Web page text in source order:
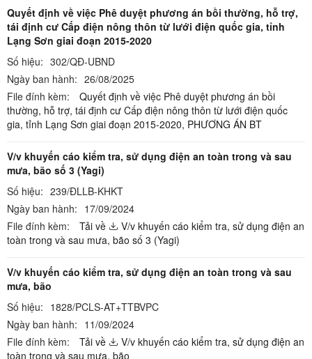
Quyết định về việc Phê duyệt phương án bồi thường, hỗ trợ,
tái định cư Cấp điện nông thôn từ lưới điện quốc gia, tỉnh
Lạng Sơn giai đoạn 2015-2020
Số hiệu: 302/QĐ-UBND
Ngày ban hành: 26/08/2025
File đính kèm:
Quyết định về việc Phê duyệt phương án bồi
thường, hỗ trợ, tái định cư Cấp điện nông thôn từ lưới điện quốc
gia, tỉnh Lạng Sơn giai đoạn 2015-2020, PHƯƠNG ÁN BT
V/v khuyến cáo kiểm tra, sử dụng điện an toàn trong và sau
mưa, bão số 3 (Yagi)
Số hiệu: 239/ĐLLB-KHKT
Ngày ban hành: 17/09/2024
File đính kèm:
Tải về
V/v khuyến cáo kiểm tra, sử dụng điện an
toàn trong và sau mưa, bão số 3 (Yagi)
V/v khuyến cáo kiểm tra, sử dụng điện an toàn trong và sau
mưa, bão
Số hiệu: 1828/PCLS-AT+TTBVPC
Ngày ban hành: 11/09/2024
File đính kèm:
Tải về
V/v khuyến cáo kiểm tra, sử dụng điện an
toàn trong và sau mưa, bão